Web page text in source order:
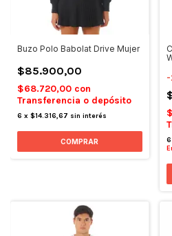
Buzo Polo Babolat Drive Mujer
$85.900,00
$68.720,00 con
Transferencia o depósito
6 x $14.316,67 sin interés
COMPRAR
-
6